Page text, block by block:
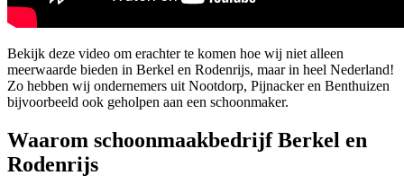
Bekijk deze video om erachter te komen hoe wij niet alleen
meerwaarde bieden in Berkel en Rodenrijs, maar in heel Nederland!
Zo hebben wij ondernemers uit Nootdorp, Pijnacker en Benthuizen
bijvoorbeeld ook geholpen aan een schoonmaker.
Waarom schoonmaakbedrijf Berkel en
Rodenrijs